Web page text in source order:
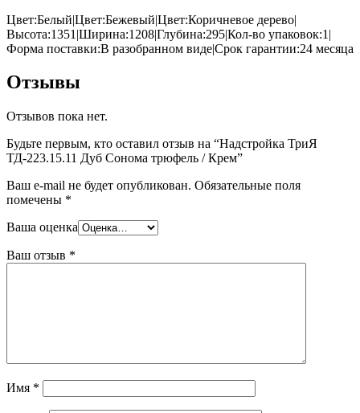
Цвет:Белый|Цвет:Бежевый|Цвет:Коричневое дерево|
Высота:1351|Ширина:1208|Глубина:295|Кол-во упаковок:1|
Форма поставки:В разобранном виде|Срок гарантии:24 месяца
Отзывы
Отзывов пока нет.
Будьте первым, кто оставил отзыв на “Надстройка ТриЯ
ТД-223.15.11 Дуб Сонома трюфель / Крем”
Ваш e-mail не будет опубликован. Обязательные поля
помечены *
Ваша оценка
Ваш отзыв *
Имя *